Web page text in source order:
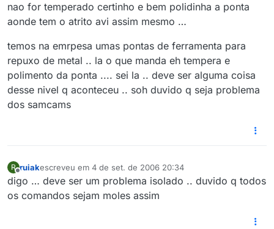
nao for temperado certinho e bem polidinha a ponta
aonde tem o atrito avi assim mesmo …
temos na emrpesa umas pontas de ferramenta para
repuxo de metal .. la o que manda eh tempera e
polimento da ponta .... sei la .. deve ser alguma coisa
desse nivel q aconteceu .. soh duvido q seja problema
dos samcams
R ruiakescreveu em 4 de set. de 2006 20:34
última edição por
digo … deve ser um problema isolado .. duvido q todos
os comandos sejam moles assim